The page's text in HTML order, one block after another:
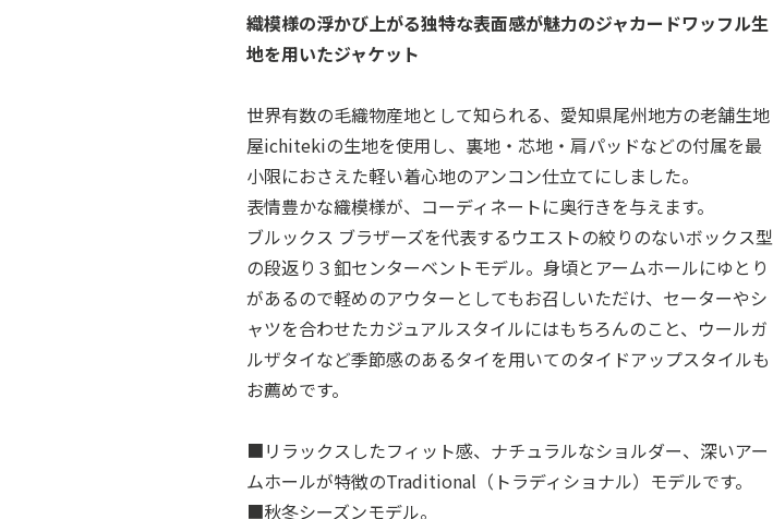
織模様の浮かび上がる独特な表面感が魅力のジャカードワッフル生
地を用いたジャケット
世界有数の毛織物産地として知られる、愛知県尾州地方の老舗生地
屋ichitekiの生地を使用し、裏地・芯地・肩パッドなどの付属を最
小限におさえた軽い着心地のアンコン仕立てにしました。
表情豊かな織模様が、コーディネートに奥行きを与えます。
ブルックス ブラザーズを代表するウエストの絞りのないボックス型
の段返り３釦センターベントモデル。身頃とアームホールにゆとり
があるので軽めのアウターとしてもお召しいただけ、セーターやシ
ャツを合わせたカジュアルスタイルにはもちろんのこと、ウールガ
ルザタイなど季節感のあるタイを用いてのタイドアップスタイルも
お薦めです。
■リラックスしたフィット感、ナチュラルなショルダー、深いアー
ムホールが特徴のTraditional（トラディショナル）モデルです。
■秋冬シーズンモデル。